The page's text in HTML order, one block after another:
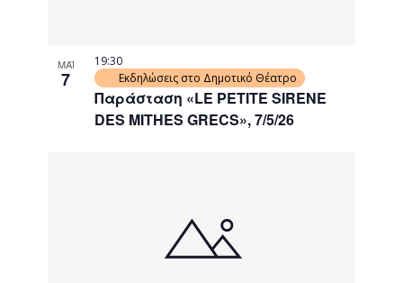
ΜΑΪ
7
Παράσταση «LE PETITE SIRENE
DES MITHES GRECS», 7/5/26
19:30
Εκδηλώσεις στο Δημοτικό Θέατρο